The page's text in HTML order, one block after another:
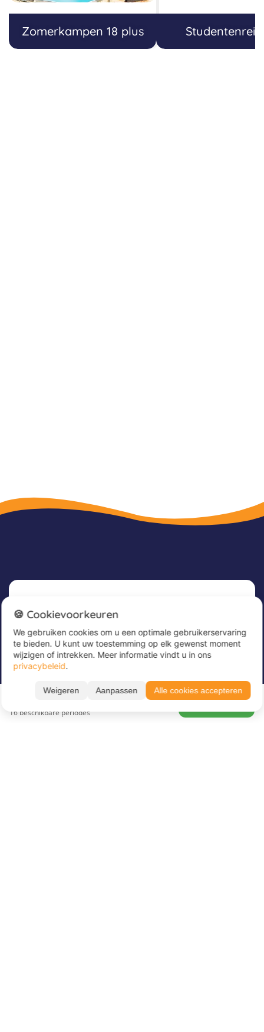
Vanaf 785 €
16 beschikbare periodes
BOEK NU
Zomerkampen 18 plus
Nieuwsbrief
Meld u nu aan voor onze nieuwsbrief om
geweldige aanbiedingen te ontvangen en op de
hoogte te blijven!
Voer hier uw e-mailadres in*
🍪 Cookievoorkeuren
We gebruiken cookies om u een optimale gebruikerservaring
te bieden. U kunt uw toestemming op elk gewenst moment
wijzigen of intrekken. Meer informatie vindt u in ons
privacybeleid.
Weigeren Aanpassen Alle cookies accepteren